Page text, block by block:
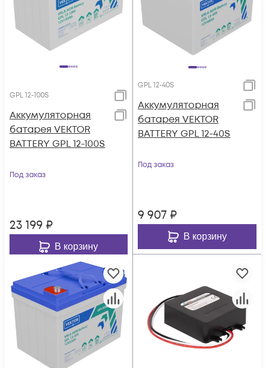
GPL 12-100S
Аккумуляторная
батарея VEKTOR
BATTERY GPL 12-100S
Под заказ
23 199 ₽
В корзину
GPL 12-40S
Аккумуляторная
батарея VEKTOR
BATTERY GPL 12-40S
Под заказ
9 907 ₽
В корзину